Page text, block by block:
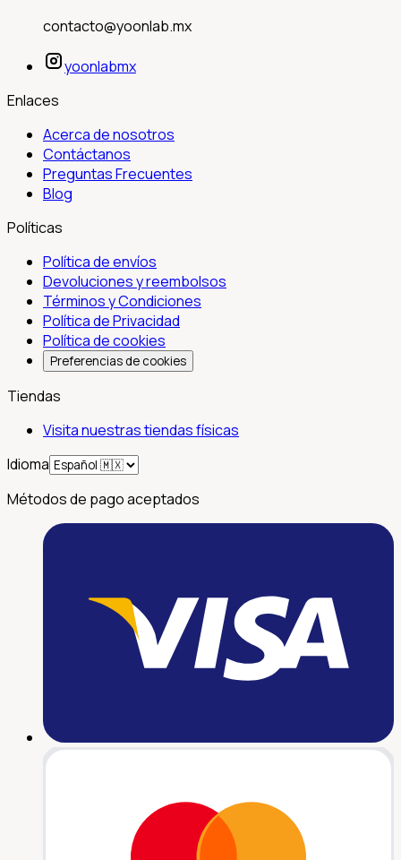
contacto@yoonlab.mx
yoonlabmx
Enlaces
Acerca de nosotros
Contáctanos
Preguntas Frecuentes
Blog
Políticas
Política de envíos
Devoluciones y reembolsos
Términos y Condiciones
Política de Privacidad
Política de cookies
Preferencias de cookies
Tiendas
Visita nuestras tiendas físicas
Idioma
Métodos de pago aceptados